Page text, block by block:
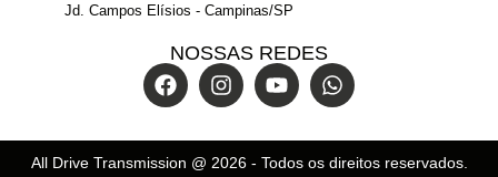
Jd. Campos Elísios - Campinas/SP
NOSSAS REDES
All Drive Transmission @ 2026- Todos os direitos reservados.